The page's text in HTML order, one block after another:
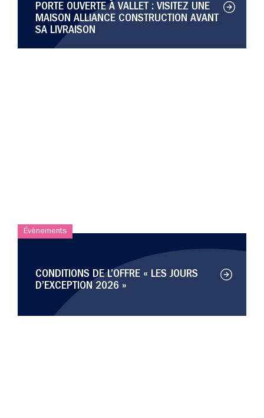
PORTE OUVERTE À VALLET : VISITEZ UNE
MAISON ALLIANCE CONSTRUCTION AVANT
SA LIVRAISON
Évènements
CONDITIONS DE L’OFFRE « LES JOURS
D’EXCEPTION 2026 »